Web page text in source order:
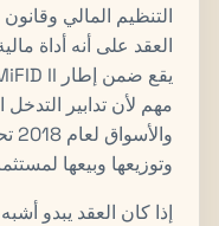
التنظيم المالي
العقد على أنه أداة
مهم لأن تدابير التدخل
وتوزيعها وبيعها
إذا كان العقد يبدو